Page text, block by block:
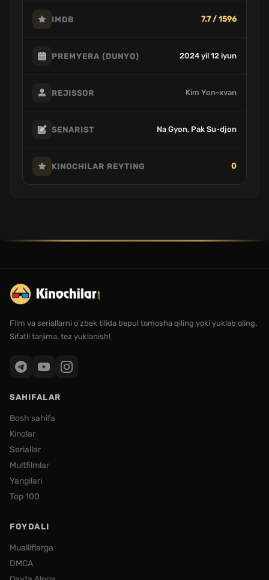
IMDB 7.7 / 1596
PREMYERA (DUNYO) 2024 yil 12 iyun
REJISSOR Kim Yon-xvan
SENARIST Na Gyon, Pak Su-djon
KINOCHILAR REYTING 0
Film va seriallarni o'zbek tilida bepul tomosha qiling yoki yuklab oling.
Sifatli tarjima, tez yuklanish!
SAHIFALAR
Bosh sahifa
Kinolar
Seriallar
Multfilmlar
Yangilari
Top 100
FOYDALI
Mualliflarga
DMCA